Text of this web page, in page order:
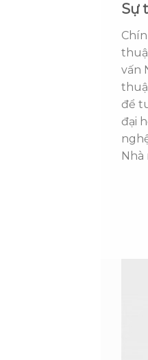
Sự
vấn
để
đại
Nhà